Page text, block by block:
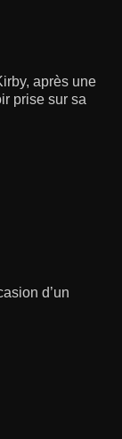
après une
prise sur sa
d’un